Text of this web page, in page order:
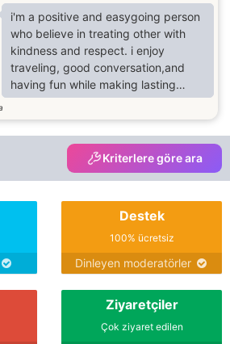
i'm a positive and easygoing person
who believe in treating other with
kindness and respect. i enjoy
traveling, good conversation,and
having fun while making lasting
memories. i'm looking for someone
genuine , caring,and ready for a
meaningful relationship
Kriterlere göre ara
Destek
100% ücretsiz
Dinleyen moderatörler
Ziyaretçiler
Çok ziyaret edilen